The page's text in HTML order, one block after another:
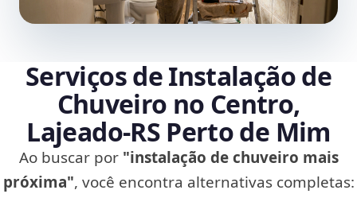
Serviços de Instalação de
Chuveiro no Centro,
Lajeado‑RS Perto de Mim
Ao buscar por "instalação de chuveiro mais
próxima", você encontra alternativas completas: